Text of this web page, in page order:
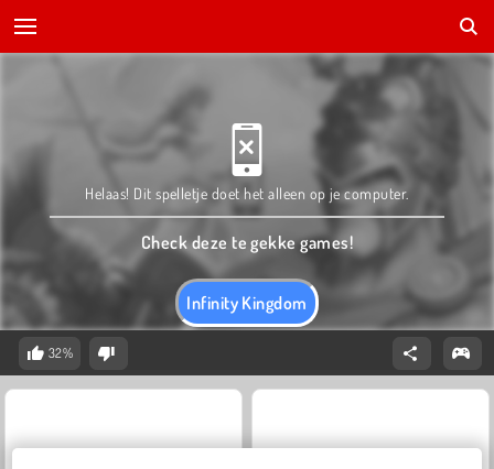
Infinity Kingdom
Helaas! Dit spelletje doet het alleen op je computer.
Check deze te gekke games!
32%